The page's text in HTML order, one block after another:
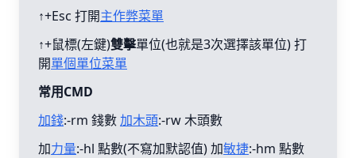
↑+Esc 打開主作弊菜單
↑+鼠標(左鍵)雙擊單位(也就是3次選擇該單位) 打
開單個單位菜單
常用CMD
加錢:-rm 錢數加木頭:-rw 木頭數
加力量:-hl 點數(不寫加默認值) 加敏捷:-hm 點數